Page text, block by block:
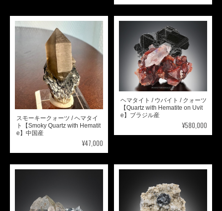
スモーキークォーツ / ヘマタイ
ト【Smoky Quartz with Hematit
e】中国産
¥47,000
ヘマタイト / ウバイト / クォーツ
【Quartz with Hematite on Uvit
e】ブラジル産
¥580,000